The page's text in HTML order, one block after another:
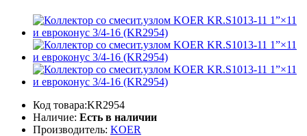
Код товара:KR2954
Наличие: Есть в наличии
Производитель: KOER